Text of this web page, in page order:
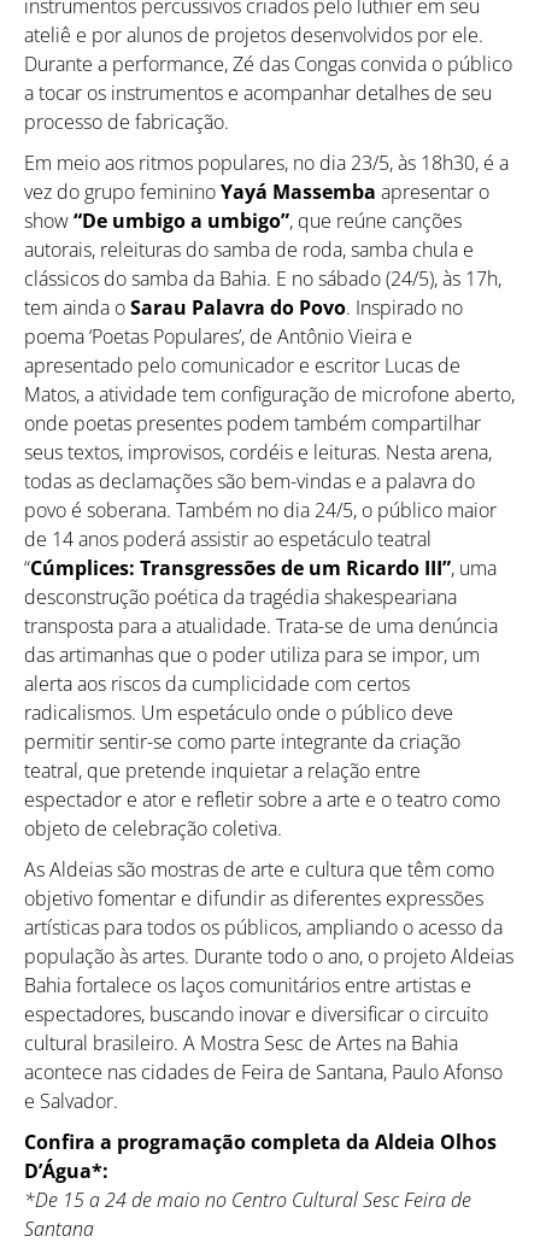
Como utilizar
instrumentos percussivos criados pelo luthier em seu
ateliê e por alunos de projetos desenvolvidos por ele.
Durante a performance, Zé das Congas convida o público
a tocar os instrumentos e acompanhar detalhes de seu
processo de fabricação.
Em meio aos ritmos populares, no dia 23/5, às 18h30, é a
vez do grupo femininoYayá Massemba apresentar o
show“De umbigo a umbigo”, que reúne canções
autorais, releituras do samba de roda, samba chula e
clássicos do samba da Bahia. E no sábado (24/5), às 17h,
tem ainda oSarau Palavra do Povo. Inspirado no
poema ‘Poetas Populares’, de Antônio Vieira e
apresentado pelo comunicador e escritor Lucas de
Matos, a atividade tem configuração de microfone aberto,
onde poetas presentes podem também compartilhar
seus textos, improvisos, cordéis e leituras. Nesta arena,
todas as declamações são bem-vindas e a palavra do
povo é soberana. Também no dia 24/5, o público maior
de 14 anos poderá assistir ao espetáculo teatral
“Cúmplices: Transgressões de um Ricardo III”, uma
desconstrução poética da tragédia shakespeariana
transposta para a atualidade. Trata-se de uma denúncia
das artimanhas que o poder utiliza para se impor, um
alerta aos riscos da cumplicidade com certos
radicalismos. Um espetáculo onde o público deve
permitir sentir-se como parte integrante da criação
teatral, que pretende inquietar a relação entre
espectador e ator e refletir sobre a arte e o teatro como
objeto de celebração coletiva.
As Aldeias são mostras de arte e cultura que têm como
objetivo fomentar e difundir as diferentes expressões
artísticas para todos os públicos, ampliando o acesso da
população às artes. Durante todo o ano, o projeto Aldeias
Bahia fortalece os laços comunitários entre artistas e
espectadores, buscando inovar e diversificar o circuito
cultural brasileiro. A Mostra Sesc de Artes na Bahia
acontece nas cidades de Feira de Santana, Paulo Afonso
e Salvador.
Confira a programação completa da Aldeia Olhos
D’Água*:
*De 15 a 24 de maio no Centro Cultural Sesc Feira de
Santana